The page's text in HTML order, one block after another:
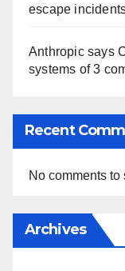
escape
Anthropic says
systems of 3
Recent
No comments to
Archives